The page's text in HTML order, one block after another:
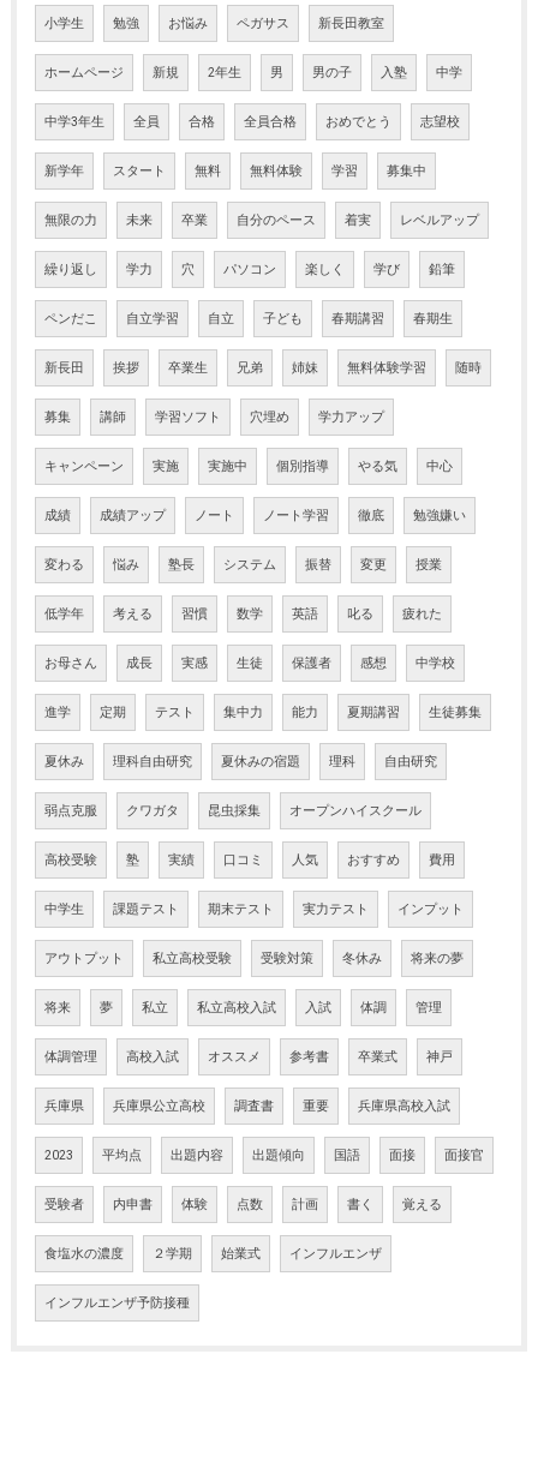
小学生 勉強 お悩み ペガサス 新長田教室
ホームページ 新規 2年生 男 男の子 入塾 中学
中学3年生 全員 合格 全員合格 おめでとう 志望校
新学年 スタート 無料 無料体験 学習 募集中
無限の力 未来 卒業 自分のペース 着実 レベルアップ
繰り返し 学力 穴 パソコン 楽しく 学び 鉛筆
ペンだこ 自立学習 自立 子ども 春期講習 春期生
新長田 挨拶 卒業生 兄弟 姉妹 無料体験学習 随時
募集 講師 学習ソフト 穴埋め 学力アップ
キャンペーン 実施 実施中 個別指導 やる気 中心
成績 成績アップ ノート ノート学習 徹底 勉強嫌い
変わる 悩み 塾長 システム 振替 変更 授業
低学年 考える 習慣 数学 英語 叱る 疲れた
お母さん 成長 実感 生徒 保護者 感想 中学校
進学 定期 テスト 集中力 能力 夏期講習 生徒募集
夏休み 理科自由研究 夏休みの宿題 理科 自由研究
弱点克服 クワガタ 昆虫採集 オープンハイスクール
高校受験 塾 実績 口コミ 人気 おすすめ 費用
中学生 課題テスト 期末テスト 実力テスト インプット
アウトプット 私立高校受験 受験対策 冬休み 将来の夢
将来 夢 私立 私立高校入試 入試 体調 管理
体調管理 高校入試 オススメ 参考書 卒業式 神戸
兵庫県 兵庫県公立高校 調査書 重要 兵庫県高校入試
2023 平均点 出題内容 出題傾向 国語 面接 面接官
受験者 内申書 体験 点数 計画 書く 覚える
食塩水の濃度 ２学期 始業式 インフルエンザ
インフルエンザ予防接種